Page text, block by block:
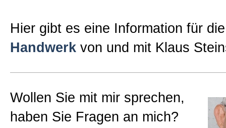
Hier gibt es eine Information für
Handwerk von und mit Klaus
Wollen Sie mit mir sprechen,
haben Sie Fragen an mich?